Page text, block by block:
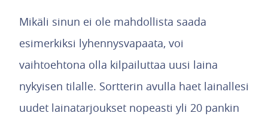
Mikäli sinun ei ole mahdollista saada
esimerkiksi lyhennysvapaata, voi
vaihtoehtona olla kilpailuttaa uusi laina
nykyisen tilalle. Sortterin avulla haet lainallesi
uudet lainatarjoukset nopeasti yli 20 pankin